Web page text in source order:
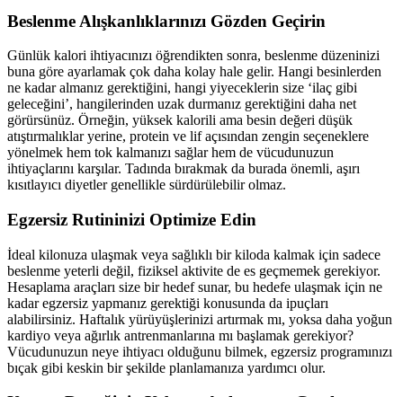
Beslenme Alışkanlıklarınızı Gözden Geçirin
Günlük kalori ihtiyacınızı öğrendikten sonra, beslenme düzeninizi
buna göre ayarlamak çok daha kolay hale gelir. Hangi besinlerden
ne kadar almanız gerektiğini, hangi yiyeceklerin size ‘ilaç gibi
geleceğini’, hangilerinden uzak durmanız gerektiğini daha net
görürsünüz. Örneğin, yüksek kalorili ama besin değeri düşük
atıştırmalıklar yerine, protein ve lif açısından zengin seçeneklere
yönelmek hem tok kalmanızı sağlar hem de vücudunuzun
ihtiyaçlarını karşılar. Tadında bırakmak da burada önemli, aşırı
kısıtlayıcı diyetler genellikle sürdürülebilir olmaz.
Egzersiz Rutininizi Optimize Edin
İdeal kilonuza ulaşmak veya sağlıklı bir kiloda kalmak için sadece
beslenme yeterli değil, fiziksel aktivite de es geçmemek gerekiyor.
Hesaplama araçları size bir hedef sunar, bu hedefe ulaşmak için ne
kadar egzersiz yapmanız gerektiği konusunda da ipuçları
alabilirsiniz. Haftalık yürüyüşlerinizi artırmak mı, yoksa daha yoğun
kardiyo veya ağırlık antrenmanlarına mı başlamak gerekiyor?
Vücudunuzun neye ihtiyacı olduğunu bilmek, egzersiz programınızı
bıçak gibi keskin bir şekilde planlamanıza yardımcı olur.